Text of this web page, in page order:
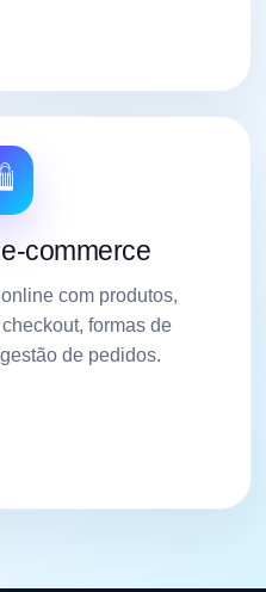
commerce
com produtos,
formas de
de pedidos.